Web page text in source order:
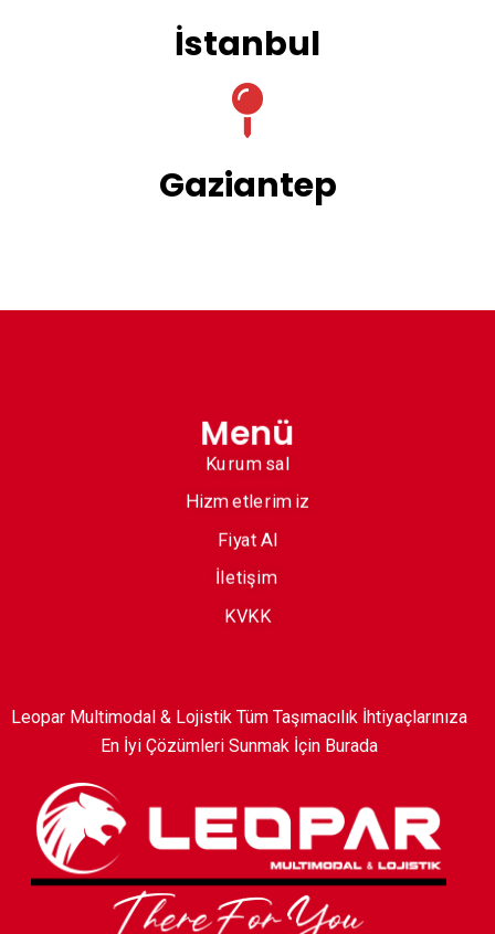
İstanbul
Gaziantep
Menü
Kurumsal
Hizmetlerimiz
Fiyat Al
İletişim
KVKK
Leopar Multimodal & Lojistik Tüm Taşımacılık İhtiyaçlarınıza
En İyi Çözümleri Sunmak İçin Burada